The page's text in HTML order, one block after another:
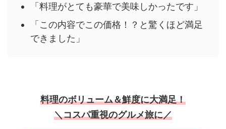
「料理がとても豪華で美味しかったです」
「この内容でこの価格！？と驚くほど満足
できました」
料理のボリューム＆鮮度に大満足！
＼コスパ重視のグルメ旅に／